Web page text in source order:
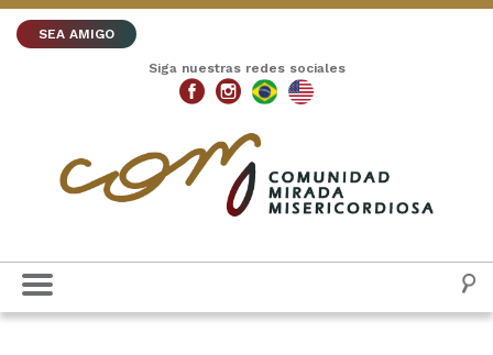
SEA AMIGO
Siga nuestras redes sociales